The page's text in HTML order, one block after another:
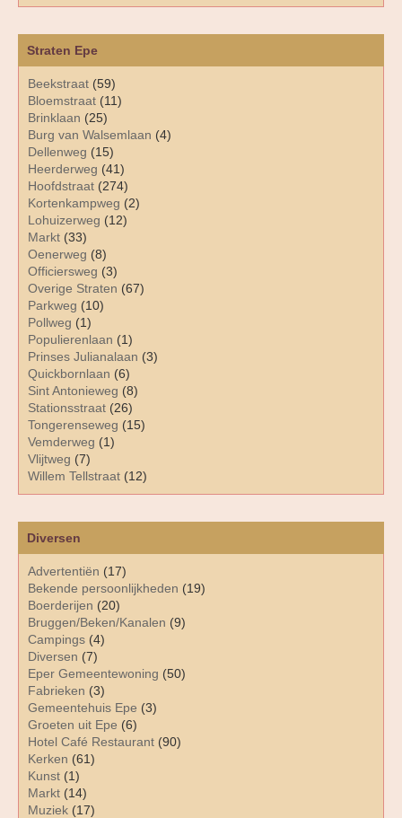
Diversen
Advertentiën (17)
Bekende persoonlijkheden (19)
Boerderijen (20)
Bruggen/Beken/Kanalen (9)
Campings (4)
Diversen (7)
Eper Gemeentewoning (50)
Fabrieken (3)
Gemeentehuis Epe (3)
Groeten uit Epe (6)
Hotel Café Restaurant (90)
Kerken (61)
Kunst (1)
Markt (14)
Muziek (17)
Straten Epe
Beekstraat (59)
Bloemstraat (11)
Brinklaan (25)
Burg van Walsemlaan (4)
Dellenweg (15)
Heerderweg (41)
Hoofdstraat (274)
Kortenkampweg (2)
Lohuizerweg (12)
Markt (33)
Oenerweg (8)
Officiersweg (3)
Overige Straten (67)
Parkweg (10)
Pollweg (1)
Populierenlaan (1)
Prinses Julianalaan (3)
Quickbornlaan (6)
Sint Antonieweg (8)
Stationsstraat (26)
Tongerenseweg (15)
Vemderweg (1)
Vlijtweg (7)
Willem Tellstraat (12)